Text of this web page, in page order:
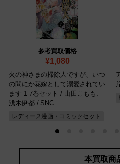
参考買取価格
¥1,080
火の神さまの掃除人ですが、いつ
の間にか花嫁として溺愛されてい
ます 1-7巻セット / 山田こもも、
浅木伊都 / SNC
レディース漫画・コミックセット
本買取商